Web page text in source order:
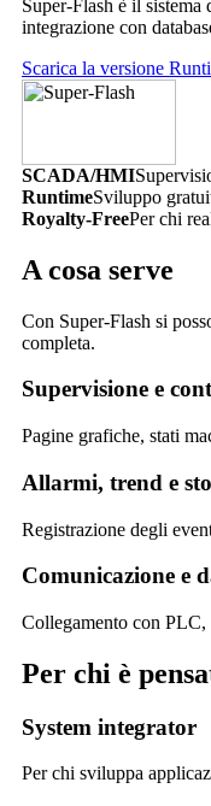
Super-Flash è il sistema
integrazione con
Scarica la versione
SCADA/HMI
RuntimeSviluppo
Royalty-FreePer chi
A cosa serve
Con Super-Flash si
completa.
Supervisione e
Pagine grafiche, stati
Allarmi, trend e
Registrazione degli
Comunicazione e
Collegamento con
Per chi è
System integrator
Per chi sviluppa